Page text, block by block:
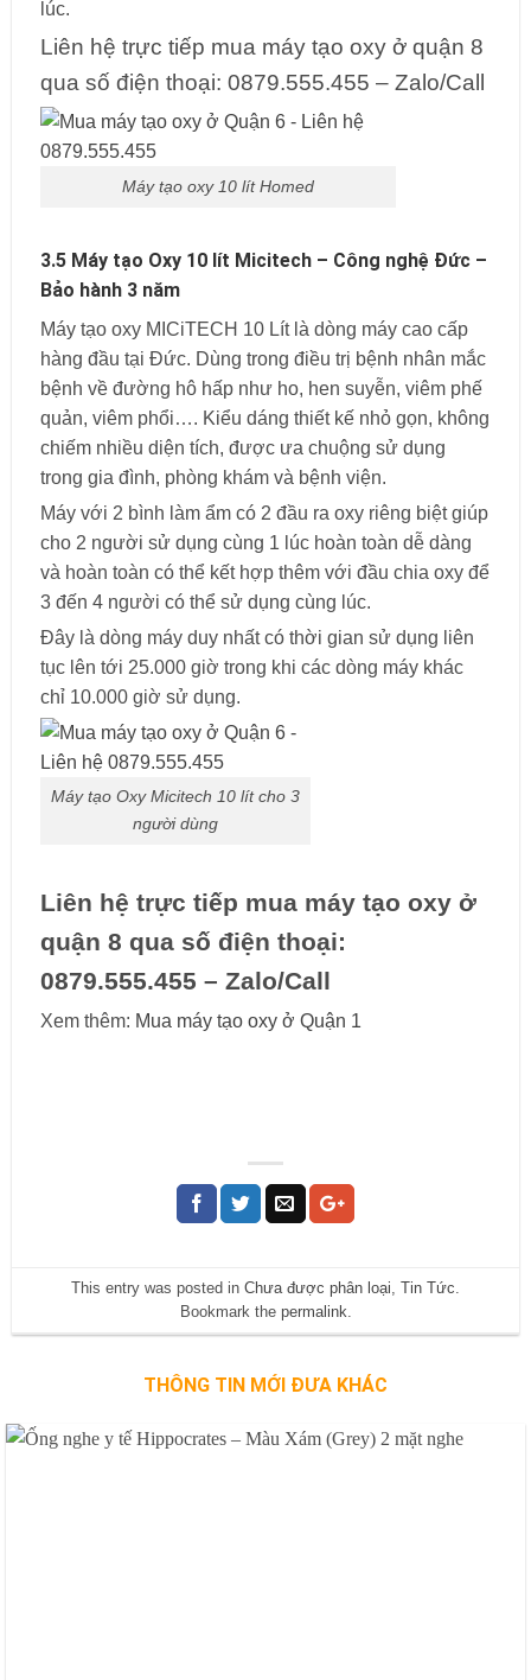
lúc.
Liên hệ trực tiếp mua máy tạo oxy ở quận 8
qua số điện thoại: 0879.555.455 – Zalo/Call
Máy tạo oxy 10 lít Homed
3.5 Máy tạo Oxy 10 lít Micitech – Công nghệ Đức –
Bảo hành 3 năm
Máy tạo oxy MICiTECH 10 Lít là dòng máy cao cấp
hàng đầu tại Đức. Dùng trong điều trị bệnh nhân mắc
bệnh về đường hô hấp như ho, hen suyễn, viêm phế
quản, viêm phổi…. Kiểu dáng thiết kế nhỏ gọn, không
chiếm nhiều diện tích, được ưa chuộng sử dụng
trong gia đình, phòng khám và bệnh viện.
Máy với 2 bình làm ẩm có 2 đầu ra oxy riêng biệt giúp
cho 2 người sử dụng cùng 1 lúc hoàn toàn dễ dàng
và hoàn toàn có thể kết hợp thêm với đầu chia oxy để
3 đến 4 người có thể sử dụng cùng lúc.
Đây là dòng máy duy nhất có thời gian sử dụng liên
tục lên tới 25.000 giờ trong khi các dòng máy khác
chỉ 10.000 giờ sử dụng.
Máy tạo Oxy Micitech 10 lít cho 3
người dùng
Liên hệ trực tiếp mua máy tạo oxy ở
quận 8 qua số điện thoại:
0879.555.455 – Zalo/Call
Xem thêm: Mua máy tạo oxy ở Quận 1
This entry was posted in Chưa được phân loại Tin Tức
Bookmark the permalink
THÔNG TIN MỚI ĐƯA KHÁC